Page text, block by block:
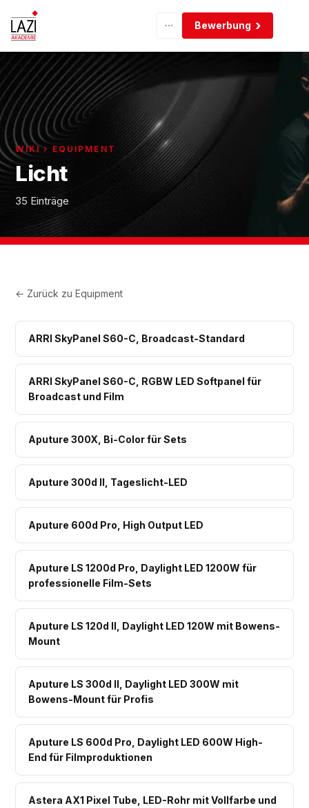
Bewerbung
WIKI › EQUIPMENT
Licht
35 Einträge
← Zurück zuEquipment
ARRI SkyPanel S60-C, Broadcast-Standard
ARRI SkyPanel S60-C, RGBW LED Softpanel für
Broadcast und Film
Aputure 300X, Bi-Color für Sets
Aputure 300d II, Tageslicht-LED
Aputure 600d Pro, High Output LED
Aputure LS 1200d Pro, Daylight LED 1200W für
professionelle Film-Sets
Aputure LS 120d II, Daylight LED 120W mit Bowens-
Mount
Aputure LS 300d II, Daylight LED 300W mit
Bowens-Mount für Profis
Aputure LS 600d Pro, Daylight LED 600W High-
End für Filmproduktionen
Astera AX1 Pixel Tube, LED-Rohr mit Vollfarbe und